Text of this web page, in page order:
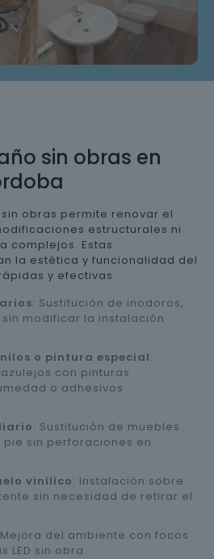
sin obras en
obras permite renovar el
estructurales ni
complejos. Estas
la estética y funcionalidad del
y efectivas.
: Sustitución de inodoros,
modificar la instalación
o pintura especial:
con pinturas
o adhesivos
: Sustitución de muebles
sin perforaciones en
vinílico: Instalación sobre
sin necesidad de retirar el
del ambiente con focos
LED sin obra.